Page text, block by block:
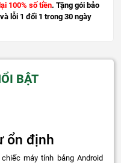
100% số tiền. Tặng gói bảo
lỗi 1 đổi 1 trong 30 ngày
BẬT
ổn định
máy tính bảng Android